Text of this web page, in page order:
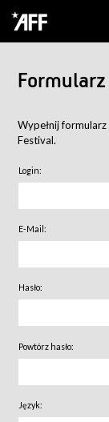
Wypełnij
Festival.
Login:
E-Mail:
Hasło:
Powtórz hasło:
Język: